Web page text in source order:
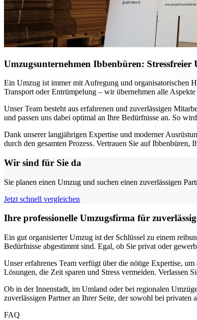
Umzugsunternehmen Ibbenbüren:
Ein Umzug ist immer mit Aufregung und organisatorischen
Transport oder Entrümpelung – wir übernehmen alle
Unser Team besteht aus erfahrenen und zuverlässigen
und passen uns dabei optimal an Ihre Bedürfnisse an. So
Dank unserer langjährigen Expertise und moderner
durch den gesamten Prozess. Vertrauen Sie auf
Wir sind für Sie da
Sie planen einen Umzug und suchen einen zuverlässigen
Jetzt schnell vergleichen
Ihre professionelle Umzugsfirma für
Ein gut organisierter Umzug ist der Schlüssel zu einem
Bedürfnisse abgestimmt sind. Egal, ob Sie privat oder
Unser erfahrenes Team verfügt über die nötige Expertise,
Lösungen, die Zeit sparen und Stress vermeiden. Verlassen
Ob in der Innenstadt, im Umland oder bei regionalen
zuverlässigen Partner an Ihrer Seite, der sowohl bei
FAQ